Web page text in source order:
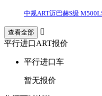
中规ART迈巴赫S级

平行进口ART报价
平行进口车
暂无报价